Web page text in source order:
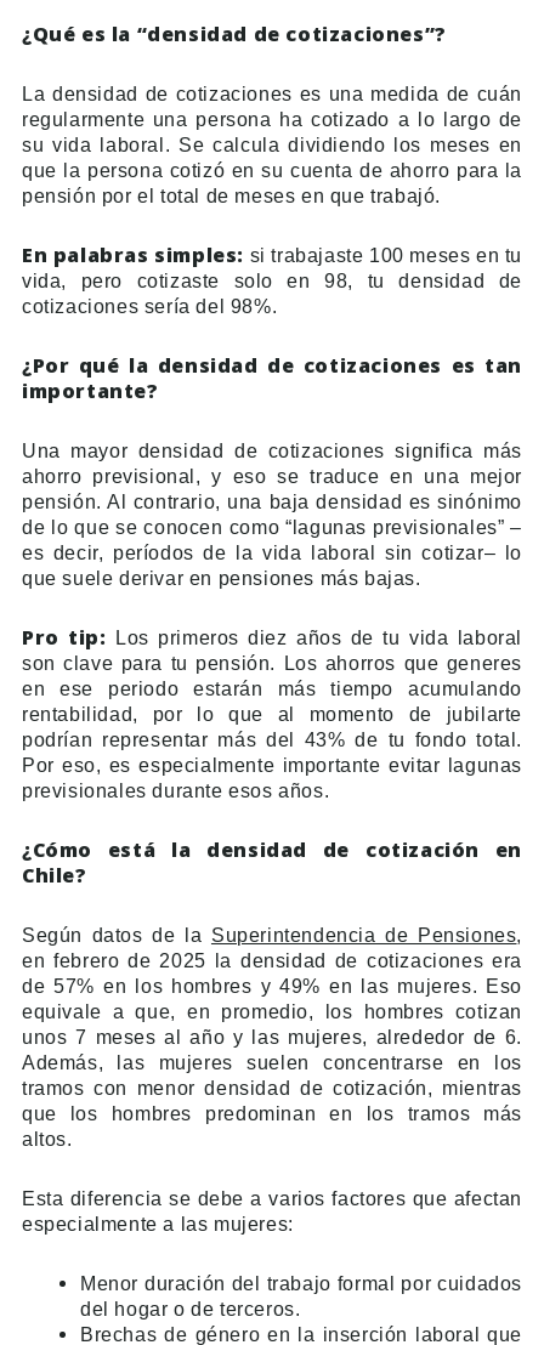
¿Qué es la “densidad de cotizaciones”?
La densidad de cotizaciones es una medida de cuán
regularmente una persona ha cotizado a lo largo de
su vida laboral. Se calcula dividiendo los meses en
que la persona cotizó en su cuenta de ahorro para la
pensión por el total de meses en que trabajó.
En palabras simples: si trabajaste 100 meses en tu
vida, pero cotizaste solo en 98, tu densidad de
cotizaciones sería del 98%.
¿Por qué la densidad de cotizaciones es tan
importante?
Una mayor densidad de cotizaciones significa más
ahorro previsional, y eso se traduce en una mejor
pensión. Al contrario, una baja densidad es sinónimo
de lo que se conocen como “lagunas previsionales” –
es decir, períodos de la vida laboral sin cotizar– lo
que suele derivar en pensiones más bajas.
Pro tip: Los primeros diez años de tu vida laboral
son clave para tu pensión. Los ahorros que generes
en ese periodo estarán más tiempo acumulando
rentabilidad, por lo que al momento de jubilarte
podrían representar más del 43% de tu fondo total.
Por eso, es especialmente importante evitar lagunas
previsionales durante esos años.
¿Cómo está la densidad de cotización en
Chile?
Según datos de la Superintendencia de Pensiones,
en febrero de 2025 la densidad de cotizaciones era
de 57% en los hombres y 49% en las mujeres. Eso
equivale a que, en promedio, los hombres cotizan
unos 7 meses al año y las mujeres, alrededor de 6.
Además, las mujeres suelen concentrarse en los
tramos con menor densidad de cotización, mientras
que los hombres predominan en los tramos más
altos.
Esta diferencia se debe a varios factores que afectan
especialmente a las mujeres:
Menor duración del trabajo formal por cuidados
del hogar o de terceros.
Brechas de género en la inserción laboral que